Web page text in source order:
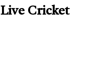
Live Cricket